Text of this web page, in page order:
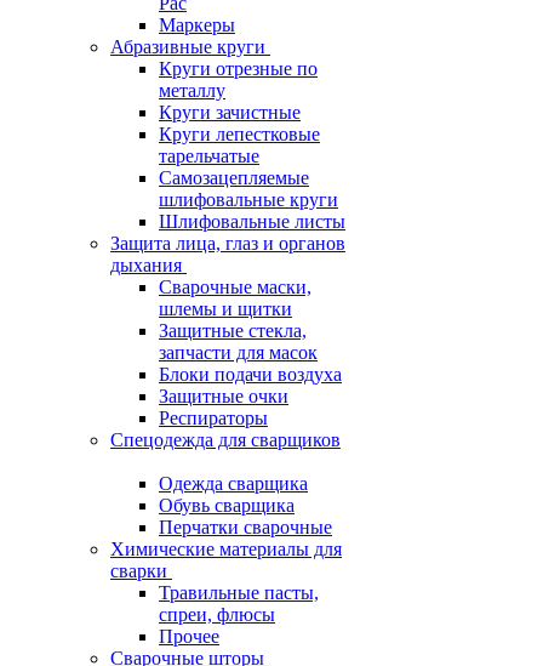
Маркеры
Абразивные круги
Круги отрезные по
металлу
Круги зачистные
Круги лепестковые
тарельчатые
Самозацепляемые
шлифовальные круги
Шлифовальные листы
Защита лица, глаз и органов
дыхания
Сварочные маски,
шлемы и щитки
Защитные стекла,
запчасти для масок
Блоки подачи воздуха
Защитные очки
Респираторы
Спецодежда для сварщиков
Одежда сварщика
Обувь сварщика
Перчатки сварочные
Химические материалы для
сварки
Травильные пасты,
спреи, флюсы
Прочее
Сварочные шторы